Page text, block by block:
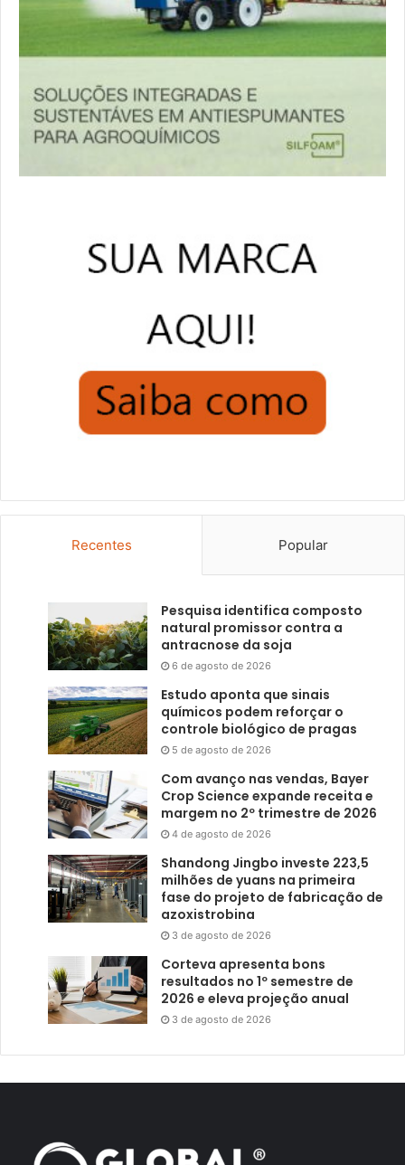
Recentes Popular
Pesquisa identifica composto
natural promissor contra a
antracnose da soja
6 de agosto de 2026
Estudo aponta que sinais
químicos podem reforçar o
controle biológico de pragas
5 de agosto de 2026
Com avanço nas vendas, Bayer
Crop Science expande receita e
margem no 2º trimestre de 2026
4 de agosto de 2026
Shandong Jingbo investe 223,5
milhões de yuans na primeira
fase do projeto de fabricação de
azoxistrobina
3 de agosto de 2026
Corteva apresenta bons
resultados no 1º semestre de
2026 e eleva projeção anual
3 de agosto de 2026